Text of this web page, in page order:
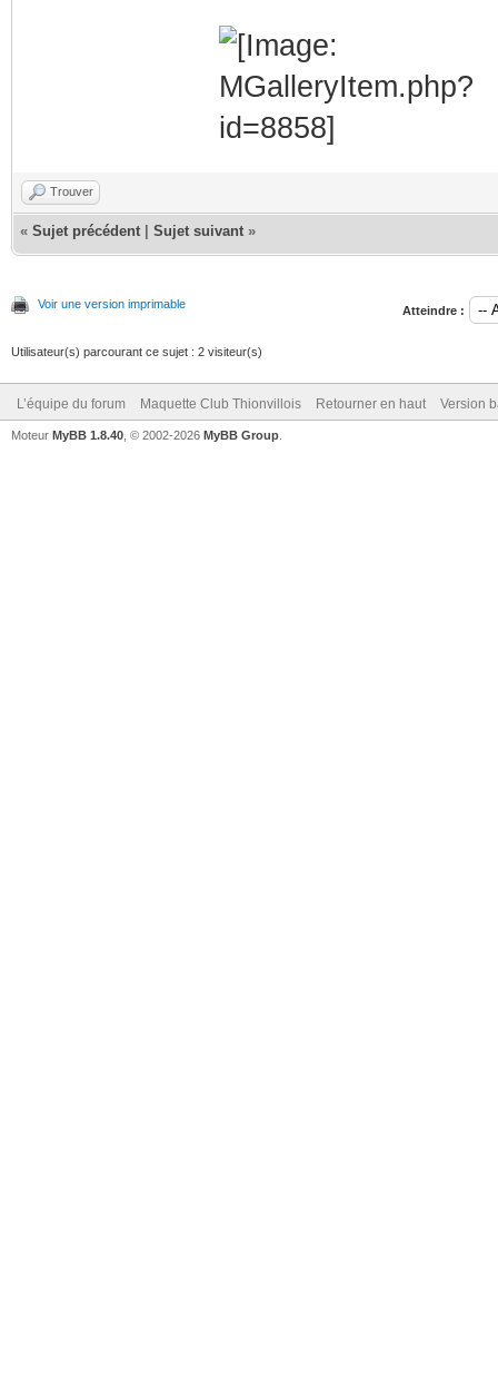
Trouver
« Sujet précédent Sujet suivant »
Voir une version imprimable Atteindre :
Utilisateur(s) parcourant ce sujet : 2 visiteur(s)
L’équipe du forum Maquette Club Thionvillois Retourner en haut Version
Moteur MyBB 1.8.40 , © 2002-2026 MyBB Group